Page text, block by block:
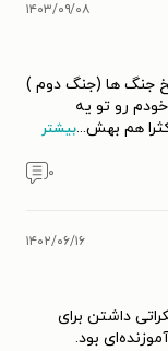
۱۴۰۳/۰۹/۰۸
جنگ ها (جنگ دوم )
رو تو یه
...بیشتر
۰
۱۴۰۲/۰۶/۱۶
داشتن برای
بود.